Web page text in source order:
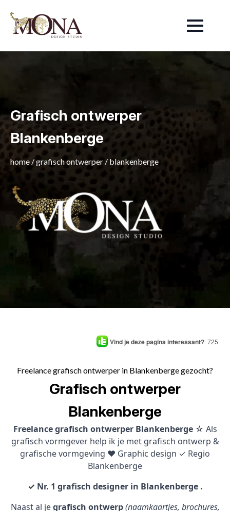
Grafisch ontwerper
Blankenberge
home /grafisch ontwerper / blankenberge
Vind je deze pagina interessant? 725
Freelance grafisch ontwerper in Blankenberge gezocht?
Grafisch ontwerper
Blankenberge
Freelance grafisch ontwerper Blankenberge ☆ Als
grafisch vormgever help ik je met grafisch ontwerp &
grafische vormgeving ♥ Graphic design ✓ Regio
Blankenberge
✓ Nr. 1 grafisch designer in Blankenberge .
Naast al jegrafisch ontwerp (naamkaartjes, brochures,